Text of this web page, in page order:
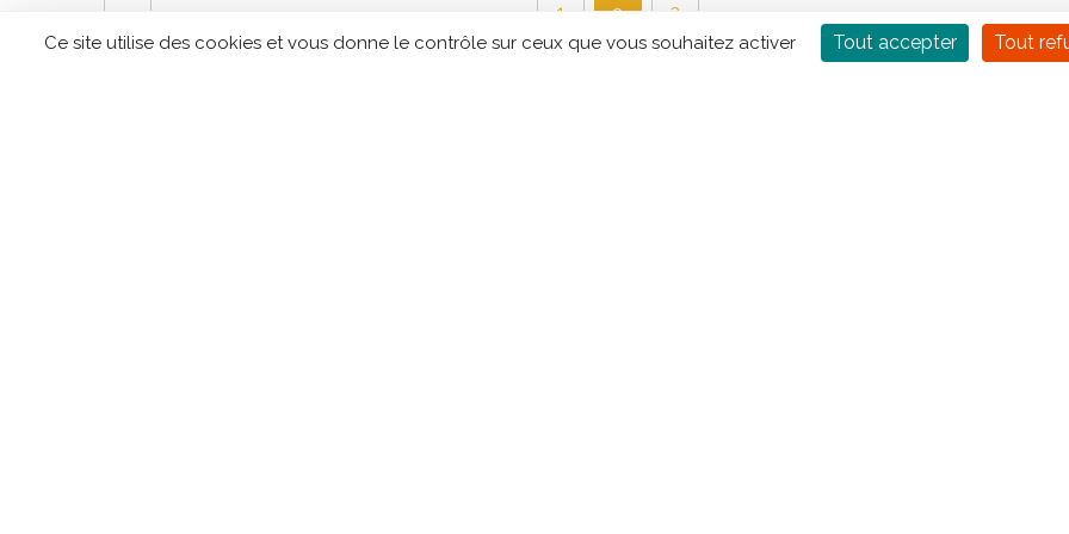
Ce site utilise des cookies et vous donne le contrôle sur ceux que vous souhaitez activer Tout accepter Tout
1 2 3